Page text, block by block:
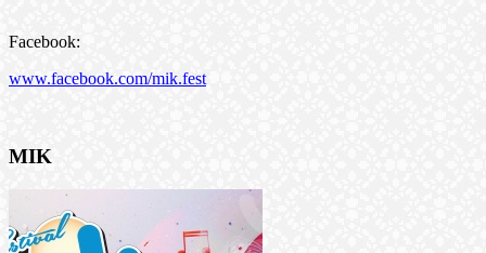
Facebook:
www.facebook.com/mik.fest
MIK